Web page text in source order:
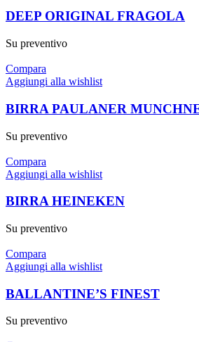
DEEP ORIGINAL FRAGOLA
Su preventivo
Compara
Aggiungi alla wishlist
BIRRA PAULANER
Su preventivo
Compara
Aggiungi alla wishlist
BIRRA HEINEKEN
Su preventivo
Compara
Aggiungi alla wishlist
BALLANTINE’S FINEST
Su preventivo